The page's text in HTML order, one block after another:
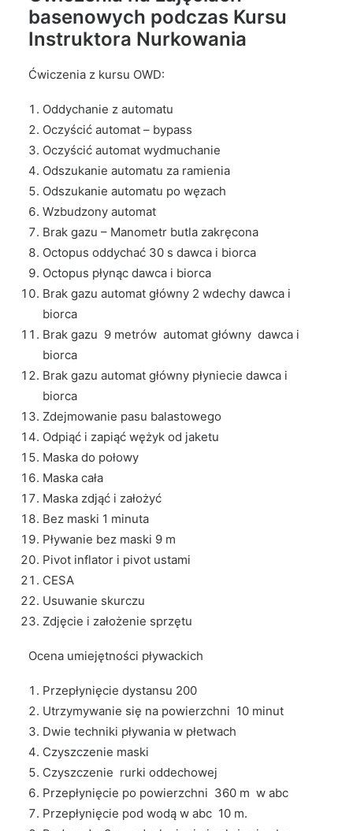
basenowych podczas Kursu
Instruktora Nurkowania
Ćwiczenia z kursu OWD:
Oddychanie z automatu
Oczyścić automat – bypass
Oczyścić automat wydmuchanie
Odszukanie automatu za ramienia
Odszukanie automatu po węzach
Wzbudzony automat
Brak gazu – Manometr butla zakręcona
Octopus oddychać 30 s dawca i biorca
Octopus płynąc dawca i biorca
Brak gazu automat główny 2 wdechy dawca i
biorca
Brak gazu 9 metrów automat główny dawca i
biorca
Brak gazu automat główny płyniecie dawca i
biorca
Zdejmowanie pasu balastowego
Odpiąć i zapiąć wężyk od jaketu
Maska do połowy
Maska cała
Maska zdjąć i założyć
Bez maski 1 minuta
Pływanie bez maski 9 m
Pivot inflator i pivot ustami
CESA
Usuwanie skurczu
Zdjęcie i założenie sprzętu
Ocena umiejętności pływackich
Przepłynięcie dystansu 200
Utrzymywanie się na powierzchni 10 minut
Dwie techniki pływania w płetwach
Czyszczenie maski
Czyszczenie rurki oddechowej
Przepłynięcie po powierzchni 360 m w abc
Przepłynięcie pod wodą w abc 10 m.